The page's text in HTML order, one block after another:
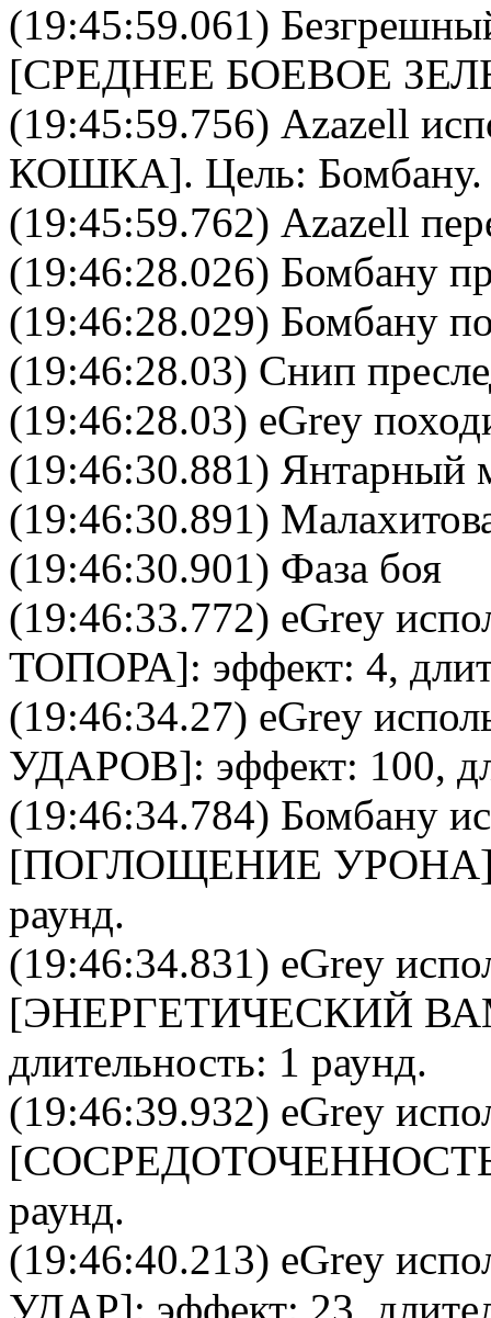
(19:45:59.061)
[СРЕДНЕЕ БОЕВОЕ
(19:45:59.756) Azazell
КОШКА]. Цель: Бомбану.
(19:45:59.762) Azazell
(19:46:28.026) Бомбану
(19:46:28.029) Бомбану
(19:46:28.03) Снип
(19:46:28.03) eGrey
(19:46:30.881) Янтарный
(19:46:30.891)
(19:46:30.901) Фаза боя
(19:46:33.772) eGrey
ТОПОРА]: эффект: 4,
(19:46:34.27) eGrey
УДАРОВ]: эффект: 100,
(19:46:34.784) Бомбану
[ПОГЛОЩЕНИЕ УРОНА
раунд.
(19:46:34.831) eGrey
[ЭНЕРГЕТИЧЕСКИЙ
длительность: 1 раунд.
(19:46:39.932) eGrey
[
раунд.
(19:46:40.213) eGrey
УДАР]: эффект: 23,